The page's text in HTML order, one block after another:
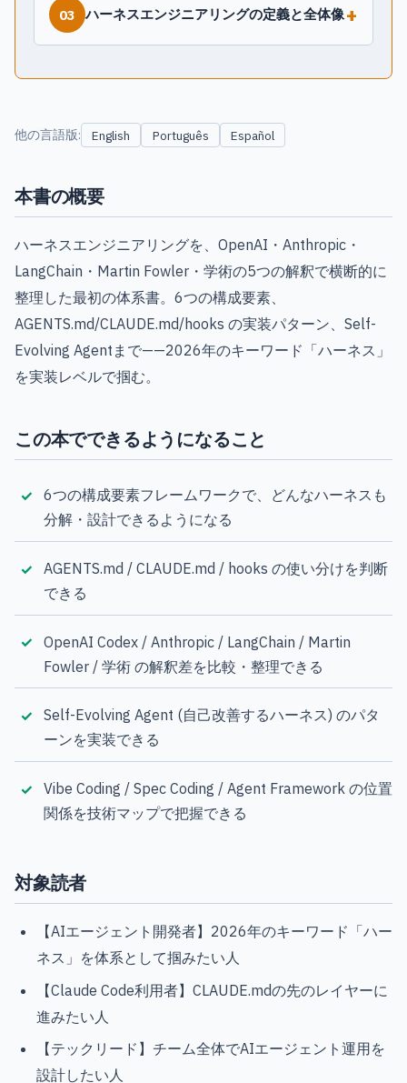
03 ハーネスエンジニアリングの定義と全体像+
他の言語版: English Português Español
本書の概要
ハーネスエンジニアリングを、OpenAI・Anthropic・
LangChain・Martin Fowler・学術の5つの解釈で横断的に
整理した最初の体系書。6つの構成要素、
AGENTS.md/CLAUDE.md/hooks の実装パターン、Self-
Evolving Agentまで——2026年のキーワード「ハーネス」
を実装レベルで掴む。
この本でできるようになること
6つの構成要素フレームワークで、どんなハーネスも
分解・設計できるようになる
AGENTS.md / CLAUDE.md / hooks の使い分けを判断
できる
OpenAI Codex / Anthropic / LangChain / Martin
Fowler / 学術 の解釈差を比較・整理できる
Self-Evolving Agent (自己改善するハーネス) のパタ
ーンを実装できる
Vibe Coding / Spec Coding / Agent Framework の位置
関係を技術マップで把握できる
対象読者
【AIエージェント開発者】2026年のキーワード「ハー
ネス」を体系として掴みたい人
【Claude Code利用者】CLAUDE.mdの先のレイヤーに
進みたい人
【テックリード】チーム全体でAIエージェント運用を
設計したい人